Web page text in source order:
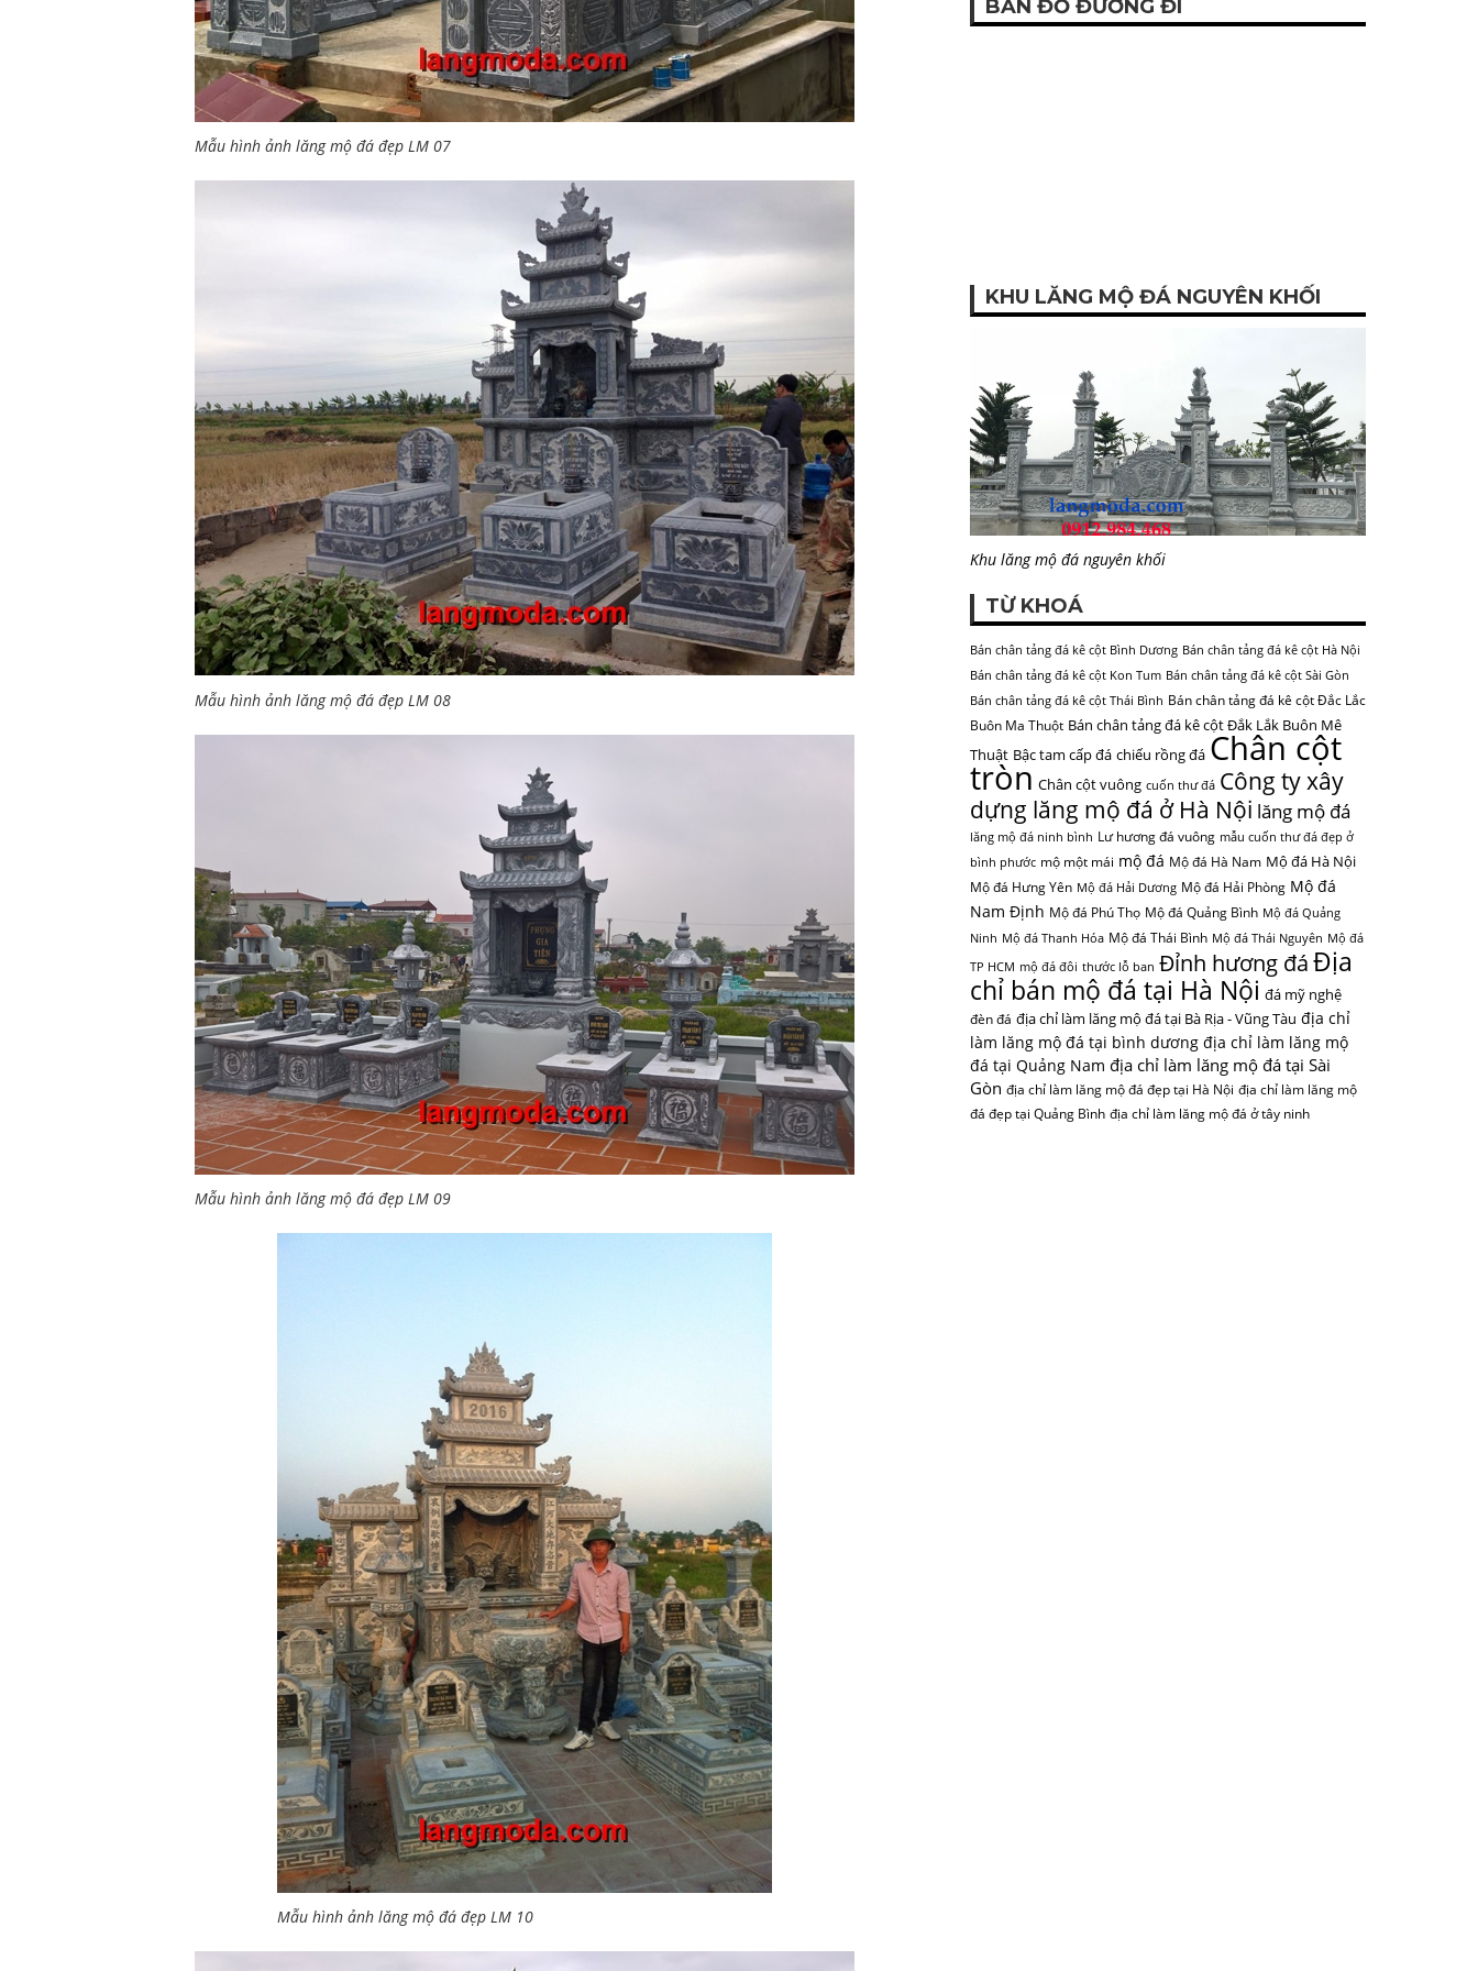
Mẫu hình ảnh lăng mộ đá đẹp LM 07
Mẫu hình ảnh lăng mộ đá đẹp LM 08
Mẫu hình ảnh lăng mộ đá đẹp LM 09
Mẫu hình ảnh lăng mộ đá đẹp LM 10
BẢN ĐỒ ĐƯỜNG ĐI
KHU LĂNG MỘ ĐÁ NGUYÊN KHỐI
Khu lăng mộ đá nguyên khối
TỪ KHOÁ
Bán chân tảng đá kê cột Bình Dương Bán chân tảng đá kê cột Hà Nội
Bán chân tảng đá kê cột Kon Tum Bán chân tảng đá kê cột Sài Gòn
Bán chân tảng đá kê cột Thái Bình Bán chân tảng đá kê cột Đắc Lắc
Buôn Ma Thuột Bán chân tảng đá kê cột Đắk Lắk Buôn Mê
Thuật Bậc tam cấp đá chiếu rồng đá Chân cột
tròn Chân cột vuông cuốn thư đá Công ty xây
dựng lăng mộ đá ở Hà Nội lăng mộ đá
lăng mộ đá ninh bình Lư hương đá vuông mẫu cuốn thư đá đẹp ở
bình phước mộ một mái mộ đá Mộ đá Hà Nam Mộ đá Hà Nội
Mộ đá Hưng Yên Mộ đá Hải Dương Mộ đá Hải Phòng Mộ đá
Nam Định Mộ đá Phú Thọ Mộ đá Quảng Bình Mộ đá Quảng
Ninh Mộ đá Thanh Hóa Mộ đá Thái Bình Mộ đá Thái Nguyên Mộ đá
TP HCM mộ đá đôi thước lỗ ban Đỉnh hương đáĐịa
chỉ bán mộ đá tại Hà Nội đá mỹ nghệ
đèn đá địa chỉ làm lăng mộ đá tại Bà Rịa - Vũng Tàu địa chỉ
làm lăng mộ đá tại bình dương địa chỉ làm lăng mộ
đá tại Quảng Nam địa chỉ làm lăng mộ đá tại Sài
Gòn địa chỉ làm lăng mộ đá đẹp tại Hà Nội địa chỉ làm lăng mộ
đá đẹp tại Quảng Bình địa chỉ làm lăng mộ đá ở tây ninh